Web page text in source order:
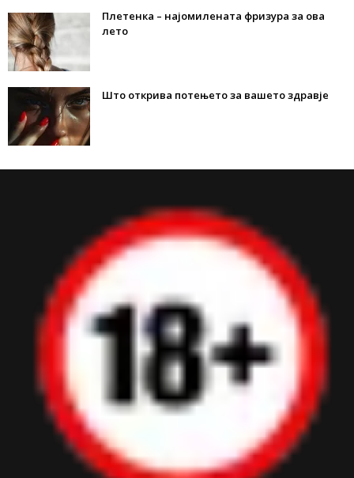
Плетенка – најомилената фризура за ова
лето
Што открива потењето за вашето здравје